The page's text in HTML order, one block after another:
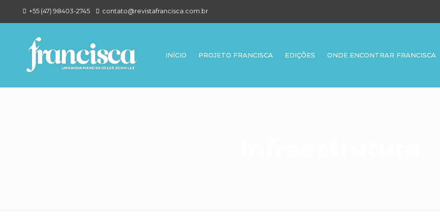
+55 (47) 98403-2745 contato@revistafrancisca.com.br
INÍCIO PROJETO FRANCISCA EDIÇÕES ONDE ENCONTRAR FRANCISCA